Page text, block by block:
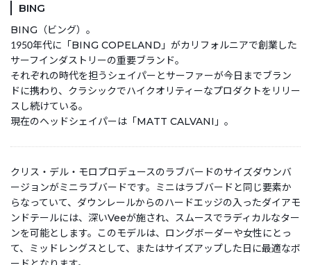
BING
BING（ビング）。
1950年代に「BING COPELAND」がカリフォルニアで創業した
サーフインダストリーの重要ブランド。
それぞれの時代を担うシェイパーとサーファーが今日までブラン
ドに携わり、クラシックでハイクオリティーなプロダクトをリリー
スし続けている。
現在のヘッドシェイパーは「MATT CALVANI」。
クリス・デル・モロプロデュースのラブバードのサイズダウンバ
ージョンがミニラブバードです。ミニはラブバードと同じ要素か
らなっていて、ダウンレールからのハードエッジの入ったダイアモ
ンドテールには、深いVeeが施され、スムースでラディカルなター
ンを可能とします。このモデルは、ロングボーダーや女性にとっ
て、ミッドレングスとして、またはサイズアップした日に最適なボ